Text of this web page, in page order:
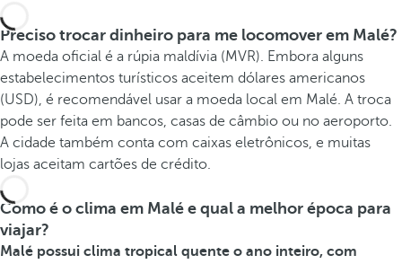
Preciso trocar dinheiro para me locomover em Malé?
A moeda oficial é a rúpia maldívia (MVR). Embora alguns
estabelecimentos turísticos aceitem dólares americanos
(USD), é recomendável usar a moeda local em Malé. A troca
pode ser feita em bancos, casas de câmbio ou no aeroporto.
A cidade também conta com caixas eletrônicos, e muitas
lojas aceitam cartões de crédito.
Como é o clima em Malé e qual a melhor época para
viajar?
Malé possui clima tropical quente o ano inteiro, com